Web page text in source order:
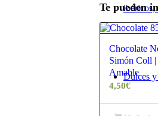
ibéricos,
Dulces
Te pueden
Chocolate
Simón Coll
Amable
4,50€